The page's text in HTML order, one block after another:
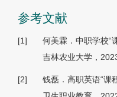
参考文献
[1]
何美霖．中职学校“
吉林农业大学，
[2]
钱磊．高职英语“课